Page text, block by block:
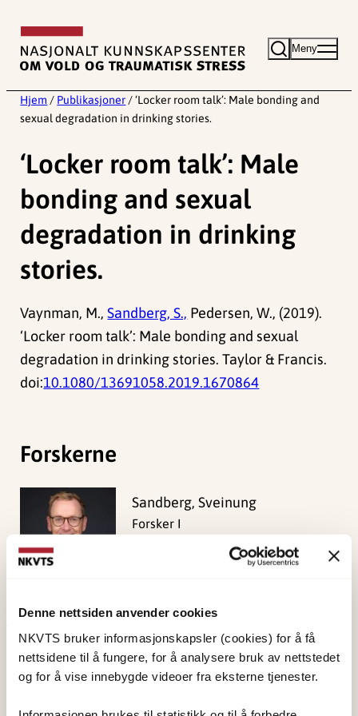
Denne nettsiden anvender cookies
NKVTS bruker informasjonskapsler (cookies) for å få
nettsidene til å fungere, for å analysere bruk av nettstedet
og for å vise innebygde videoer fra eksterne tjenester.
innhold
Meny
Hjem / Publikasjoner / ‘Locker room talk’: Male bonding and
sexual degradation in drinking stories.
‘Locker room talk’: Male
bonding and sexual
degradation in drinking
stories.
Vaynman, M.,Sandberg, S., Pedersen, W., (2019).
‘Locker room talk’: Male bonding and sexual
degradation in drinking stories. Taylor & Francis.
doi:10.1080/13691058.2019.1670864
Forskerne
Sandberg, Sveinung
Forsker I
Publisert:19. mars 2026
Sist redigert:
7. august 2026